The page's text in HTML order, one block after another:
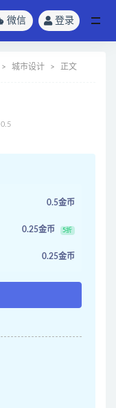
微信 登录
城市设计 正文
0.5
0.5金币
0.25金币 5折
0.25金币